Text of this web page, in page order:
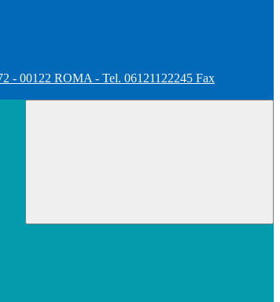
- 00122 ROMA - Tel. 06121122245 Fax